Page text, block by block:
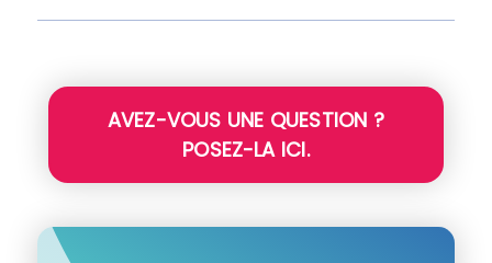
AVEZ-VOUS UNE QUESTION ?
POSEZ-LA ICI.